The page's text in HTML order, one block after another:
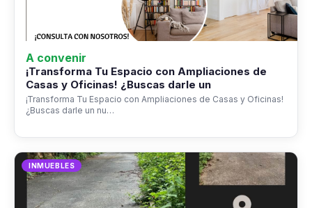
A convenir
¡Transforma Tu Espacio con Ampliaciones de
Casas y Oficinas! ¿Buscas darle un
¡Transforma Tu Espacio con Ampliaciones de Casas y Oficinas!
¿Buscas darle un nu…
INMUEBLES